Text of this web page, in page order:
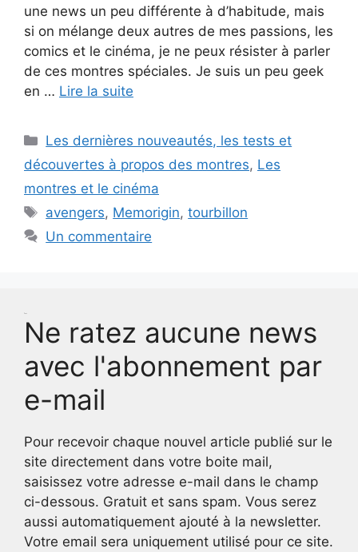
une news un peu différente à d’habitude, mais
si on mélange deux autres de mes passions, les
comics et le cinéma, je ne peux résister à parler
de ces montres spéciales. Je suis un peu geek
en … Lire la suite
Catégories
Les dernières nouveautés, les tests et
découvertes à propos des montres, Les
montres et le cinéma
Étiquettes
avengers, Memorigin,tourbillon
Un commentaire
Ne ratez aucune news
avec l'abonnement par
e-mail
Pour recevoir chaque nouvel article publié sur le
site directement dans votre boite mail,
saisissez votre adresse e-mail dans le champ
ci-dessous. Gratuit et sans spam. Vous serez
aussi automatiquement ajouté à la newsletter.
Votre email sera uniquement utilisé pour ce site.